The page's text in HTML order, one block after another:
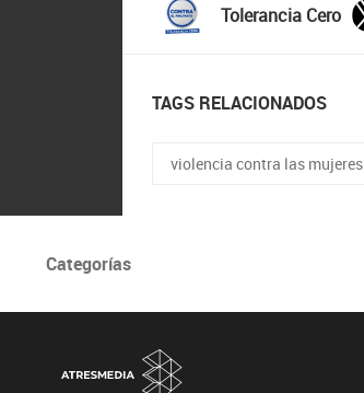
Tolerancia Cero
TAGS RELACIONADOS
violencia contra las mujeres
Categorías